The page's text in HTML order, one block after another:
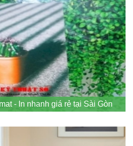
- In nhanh giá rẻ tại Sài Gòn